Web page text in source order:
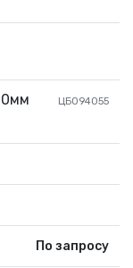
ЦБ094055
По запросу